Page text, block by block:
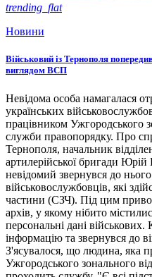
trending_flat
Новини
Військовий із Тернополя
виглядом ВСП
Невідома особа намагалася
українських
працівником Ужгородського
служби правопорядку. Про
Тернополя, начальник
артилерійської бригади
невідомий звернувся до
військовослужбовців, які
частини (СЗЧ). Під цим
архів, у якому нібито
персональні дані
інформацію та звернувся до
З'ясувалося, що людина, яка
Ужгородського зонального